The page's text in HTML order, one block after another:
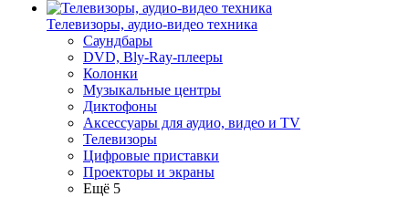
Телевизоры, аудио-видео техника
Саундбары
DVD, Bly-Ray-плееры
Колонки
Музыкальные центры
Диктофоны
Аксессуары для аудио, видео и TV
Телевизоры
Цифровые приставки
Проекторы и экраны
Ещё 5